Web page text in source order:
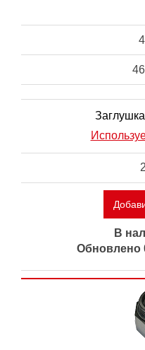
В
Обновлено